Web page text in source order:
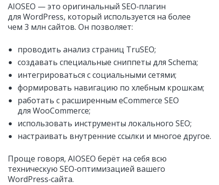
AIOSEO — это оригинальный SEO‑плагин
для WordPress, который используется на более
чем 3 млн сайтов. Он позволяет:
проводить анализ страниц TruSEO;
создавать специальные сниппеты для Schema;
интегрироваться с социальными сетями;
формировать навигацию по хлебным крошкам;
работать с расширенным eCommerce SEO
для WooCommerce;
использовать инструменты локального SEO;
настраивать внутренние ссылки и многое другое.
Проще говоря, AIOSEO берёт на себя всю
техническую SEO‑оптимизацией вашего
WordPress‑сайта.